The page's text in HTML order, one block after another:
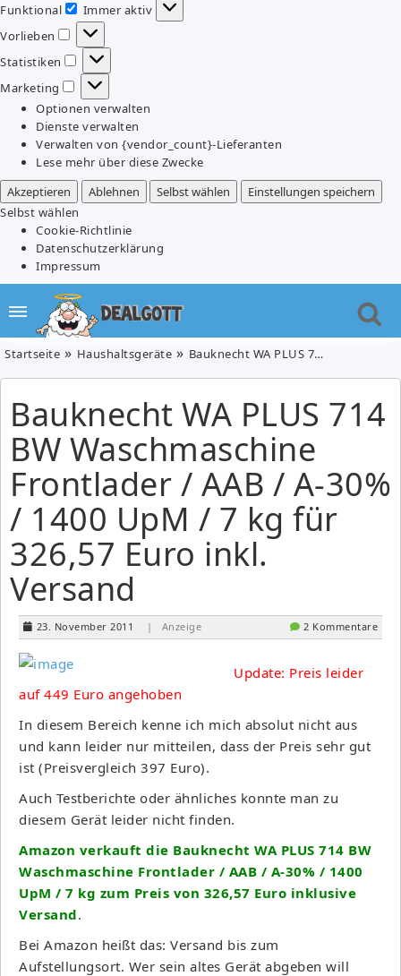
Funktional
Funktional
Immer aktiv
Vorlieben
Vorlieben
Statistiken
Statistiken
Marketing
Marketing
Optionen verwalten
Dienste verwalten
Verwalten von {vendor_count}-Lieferanten
Lese mehr über diese Zwecke
Akzeptieren
Ablehnen Selbst wählen
Einstellungen speichern
Selbst wählen
Cookie-Richtlinie
Datenschutzerklärung
Impressum
Startseite Haushaltsgeräte Bauknecht WA PLUS 714 BW Waschmaschine Frontlader / AAB / A-30% / 1400 UpM / 7 kg für 326,57 Euro inkl. Versand
Bauknecht WA PLUS 714
BW Waschmaschine
Frontlader / AAB / A-30%
/ 1400 UpM / 7 kg für
326,57 Euro inkl.
Versand
23. November 2011 | Anzeige 2 Kommentare
Update: Preis leider
auf 449 Euro angehoben
In diesem Bereich kenne ich mich absolut nicht aus
und kann leider nur mitteilen, dass der Preis sehr gut
ist (Preisvergleich 397 Euro).
Auch Testberichte oder ähnliches konnte man zu
diesem Gerät leider nicht finden.
Amazon verkauft die Bauknecht WA PLUS 714 BW
Waschmaschine Frontlader / AAB / A-30% / 1400
UpM / 7 kg zum Preis von 326,57 Euro inklusive
Versand.
Bei Amazon heißt das: Versand bis zum
Aufstellungsort. Wer sein altes Gerät abgeben will